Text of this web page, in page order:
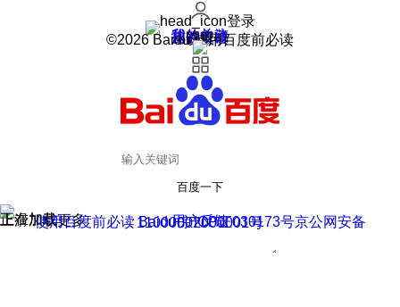
登录
我的关注
我的收藏
皮肤中心
用户反馈
设置
©2026 Baidu 使用百度前必读
百度一下
正在加载
上滑加载更多 用户反馈
使用百度前必读 Baidu 京ICP证030173号
京公网安备11000002000001号